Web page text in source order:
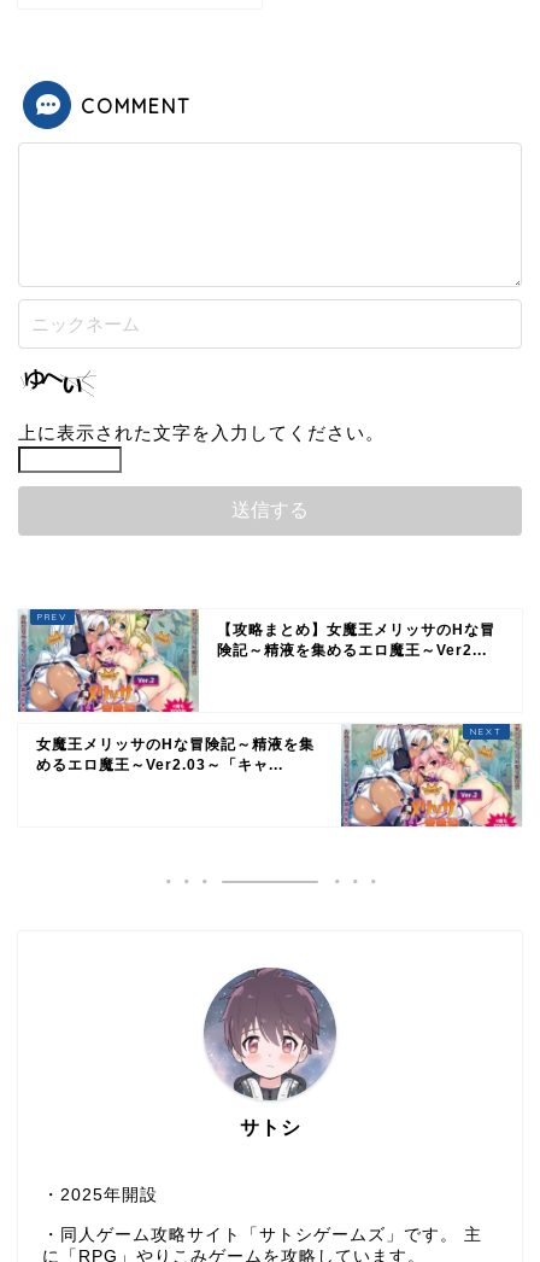
COMMENT
上に表示された文字を入力してください。
【攻略まとめ】女魔王メリッサのHな冒
険記～精液を集めるエロ魔王～Ver2...
女魔王メリッサのHな冒険記～精液を集
めるエロ魔王～Ver2.03～「キャ...
サトシ
・2025年開設
・同人ゲーム攻略サイト「サトシゲームズ」です。 主
に「RPG」やりこみゲームを攻略しています。